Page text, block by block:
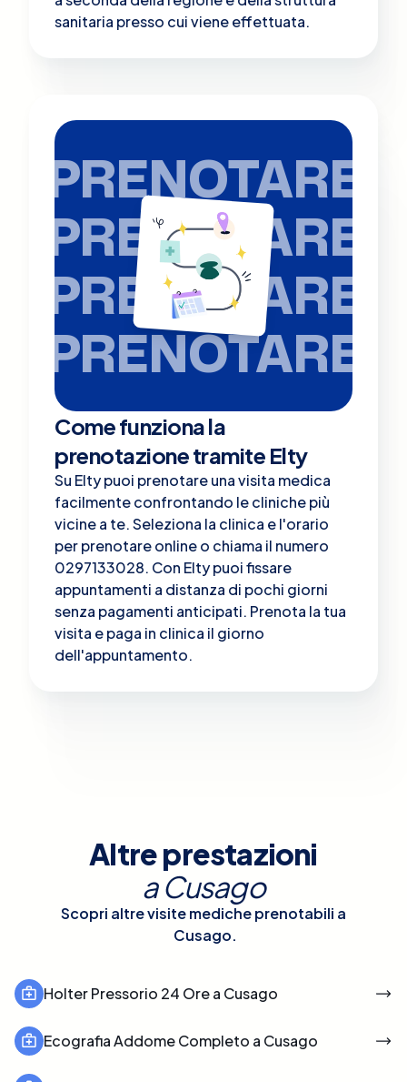
sanitaria presso cui viene effettuata.
PRENOTARE
PRENOTARE
PRENOTARE
PRENOTARE
Come funziona la
prenotazione tramite Elty
Su Elty puoi prenotare una visita medica
facilmente confrontando le cliniche più
vicine a te. Seleziona la clinica e l'orario
per prenotare online o chiama il numero
0297133028. Con Elty puoi fissare
appuntamenti a distanza di pochi giorni
senza pagamenti anticipati. Prenota la tua
visita e paga in clinica il giorno
dell'appuntamento.
Altre prestazioni
aCusago
Scopri altre visite mediche prenotabili a
Cusago.
Holter Pressorio 24 Ore a Cusago
Ecografia Addome Completo a Cusago